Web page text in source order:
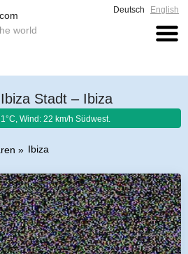
world
Deutsch English
Stadt – Ibiza
Wind: 22 km/h Südwest.
Ibiza